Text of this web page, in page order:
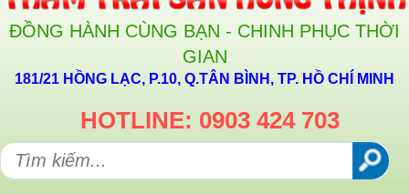
ĐỒNG HÀNH CÙNG BẠN - CHINH PHỤC THỜI
GIAN
181/21 HỒNG LẠC, P.10, Q.TÂN BÌNH, TP. HỒ CHÍ MINH
HOTLINE: 0903 424 703